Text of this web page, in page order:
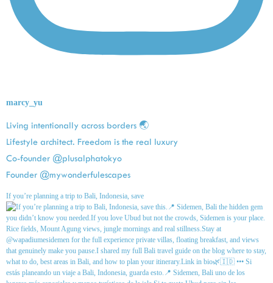
marcy_yu
Living intentionally across borders 🌏
Lifestyle architect. Freedom is the real luxury
Co-founder @plusalphatokyo
Founder @mywonderfulescapes
If you’re planning a trip to Bali, Indonesia, save